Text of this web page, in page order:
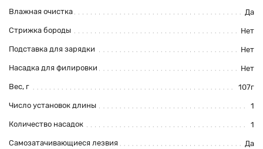
Влажная очистка Да
Стрижка бороды Нет
Подставка для зарядки Нет
Насадка для филировки Нет
Вес, г 107г
Число установок длины 1
Количество насадок 1
Самозатачивающиеся лезвия Да